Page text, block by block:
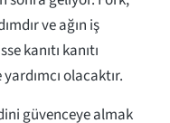
ve ağın iş
kanıtı kanıtı
olacaktır.
güvenceye almak